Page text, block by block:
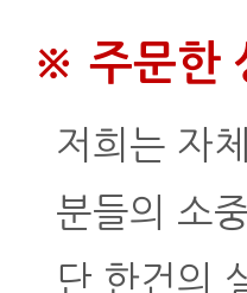
※ 주문한
저희는 자
분들의 소
단 한건의